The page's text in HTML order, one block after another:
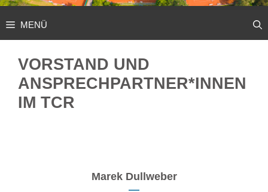
MENÜ
VORSTAND UND
ANSPRECHPARTNER*INNEN
IM TCR
Marek Dullweber